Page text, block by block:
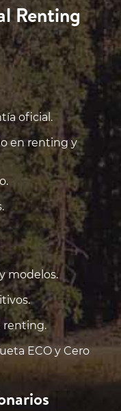
Renting
oficial.
en renting y
modelos.
renting.
ECO y Cero